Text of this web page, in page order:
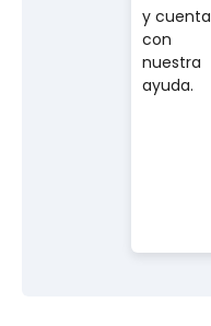
y cuenta
con
nuestra
ayuda.